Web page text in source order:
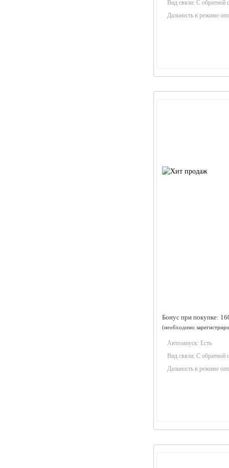
Вид связи: С обратной
Дальность в режиме
Бонус при покупке:
(необходимо
Автозапуск: Есть
Вид связи: С обратной
Дальность в режиме